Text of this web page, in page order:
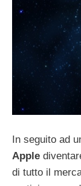
In seguito ad
Apple
di tutto il